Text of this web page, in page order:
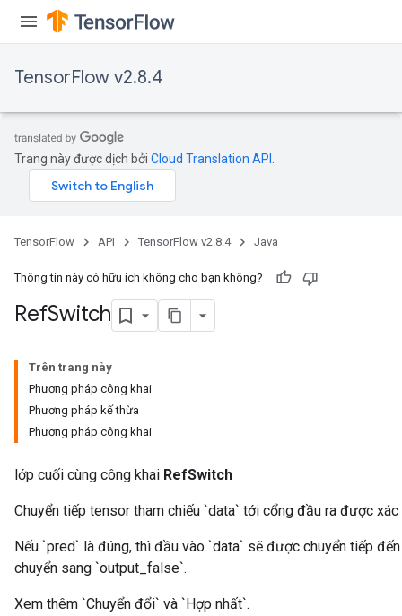
TensorFlow v2.8.4
Trang này được dịch bởi Cloud Translation API
TensorFlow API TensorFlow v2.8.4 Java
Thông tin này có hữu ích không cho bạn không?
RefSwitch
Trên trang này
Phương pháp công khai
Phương pháp kế thừa
Phương pháp công khai
lớp cuối cùng công khai RefSwitch
Chuyển tiếp tensor tham chiếu `data` tới cổng đầu ra được
Nếu `pred` là đúng, thì đầu vào `data` sẽ được chuyển tiếp
chuyển sang `output_false`.
Xem thêm `Chuyển đổi` và `Hợp nhất`.